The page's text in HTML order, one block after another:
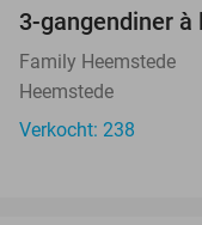
3-gangendiner à
Family Heemstede
Heemstede
Verkocht: 238